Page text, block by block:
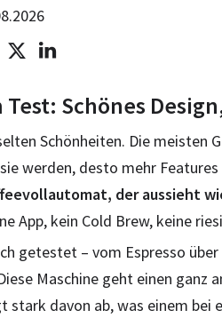
Schönes
Schönheiten. Die meisten
werden, desto mehr
der aussieht
App, kein Cold Brew, keine
getestet – vom Espresso
Maschine geht einen ganz
stark davon ab, was einem